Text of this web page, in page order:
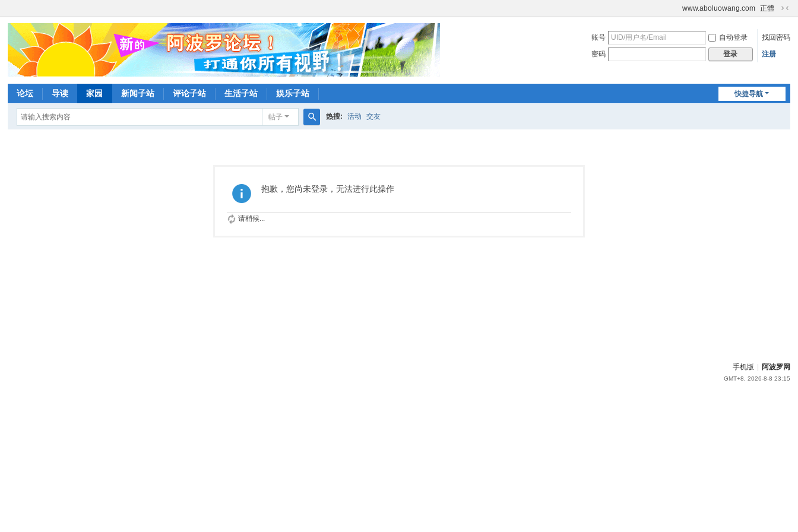
www.aboluowang.com 正體
切
到
账号 自动登录
找回密码
密码
登录 注册
快捷导航
论坛 导读 家园 新闻子站 评论子站 生活子站 娱乐子站
帖子 热搜: 活动 交友
抱歉，您尚未登录，无法进行此操作
请稍候...
手机版 阿波罗网
GMT+8, 2026-8-8 23:15